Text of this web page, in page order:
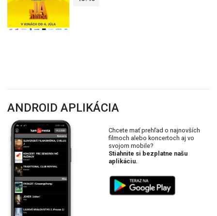
ANDROID APLIKÁCIA
Chcete mať prehľad o najnovších
filmoch alebo koncertoch aj vo
svojom mobile?
Stiahnite si bezplatne našu
aplikáciu.